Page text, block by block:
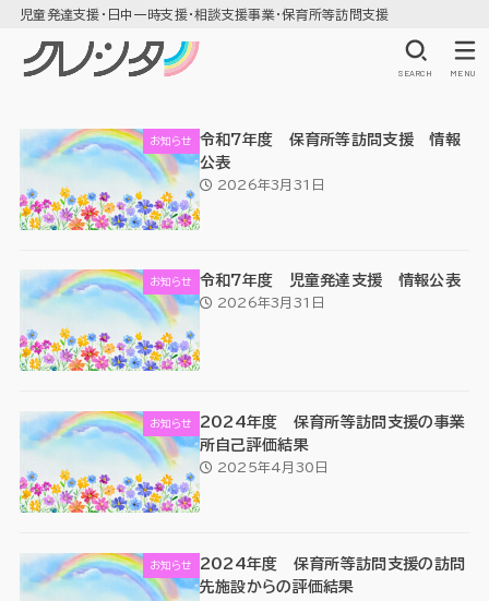
児童発達支援・日中一時支援・相談支援事業・保育所等訪問支援
SEARCH MENU
お知らせ
令和7年度 保育所等訪問支援 情報
公表
2026年3月31日
お知らせ 令和7年度 児童発達支援 情報公表
2026年3月31日
お知らせ
2024年度 保育所等訪問支援の事業
所自己評価結果
2025年4月30日
お知らせ
2024年度 保育所等訪問支援の訪問
先施設からの評価結果